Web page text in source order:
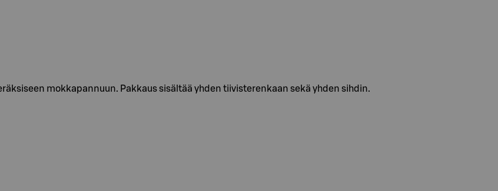
mokkapannuun. Pakkaus sisältää yhden tiivisterenkaan sekä yhden sihdin.